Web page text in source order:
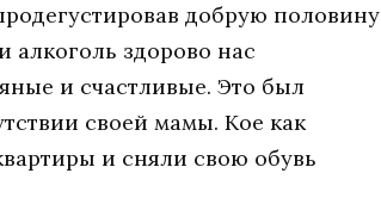
добрую половину
здорово нас
и счастливые. Это был
своей мамы. Кое как
и сняли свою обувь